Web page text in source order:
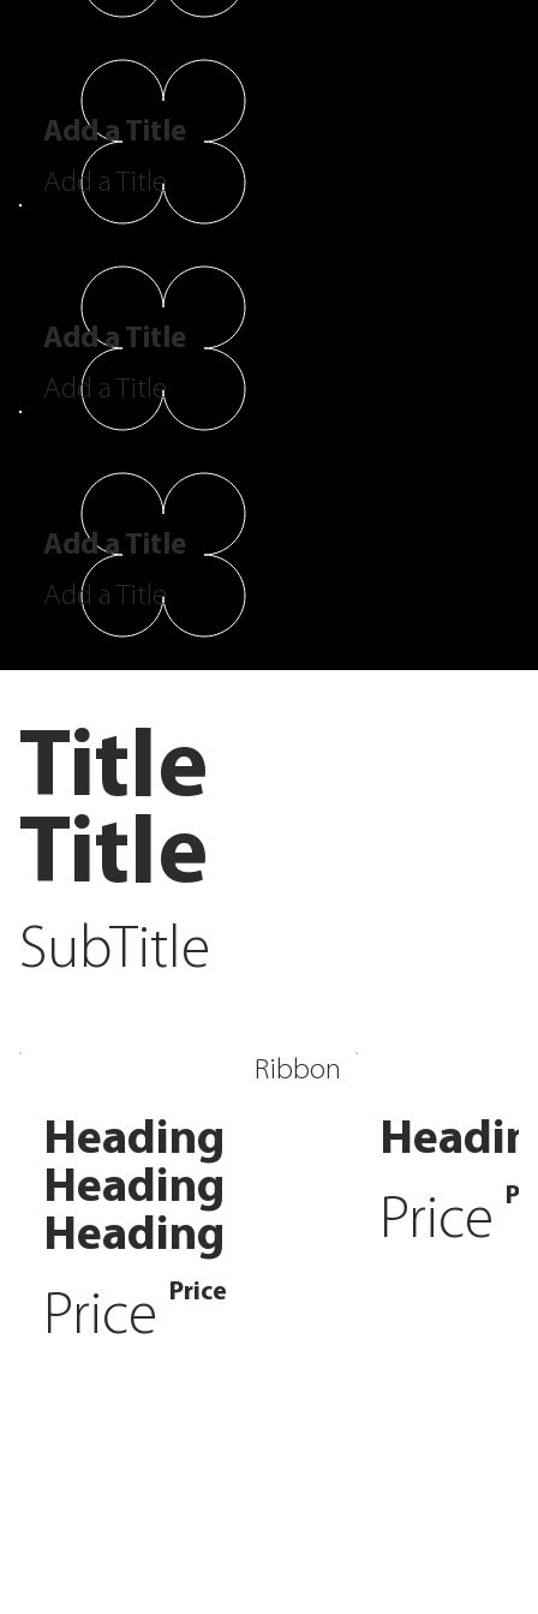
Add a Title
Add a Title
Add a Title
Add a Title
Add a Title
Add a Title
Title
Title
SubTitle
Ribbon
Heading
Heading
Heading
Price Price
Price